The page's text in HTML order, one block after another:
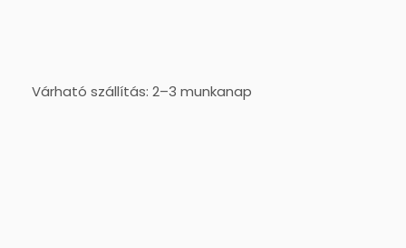
Várható szállítás: 2–3 munkanap